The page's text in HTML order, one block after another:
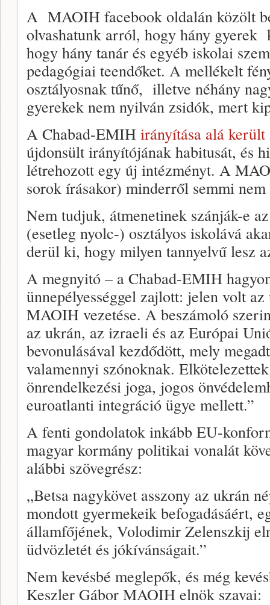
A MAOIH facebook oldalán közölt
olvashatunk arról, hogy hány gyerek
hogy hány tanár és egyéb iskolai
pedagógiai teendőket. A mellékelt
osztályosnak tűnő, illetve néhány
gyerekek nem nyilván zsidók, mert
A Chabad-EMIH irányítása alá került
újdonsült irányítójának habitusát, és
létrehozott egy új intézményt. A
sorok írásakor) minderről semmi
Nem tudjuk, átmenetinek szánják-e
(esetleg nyolc-) osztályos iskolává
derül ki, hogy milyen tannyelvű lesz
A megnyitó – a Chabad-EMIH
ünnepélyességgel zajlott: jelen volt
MAOIH vezetése. A beszámoló
az ukrán, az izraeli és az Európai
bevonulásával kezdődött, mely
valamennyi szónoknak.
önrendelkezési joga, jogos
euroatlanti integráció ügye mellett.”
A fenti gondolatok inkább EU-
magyar kormány politikai vonalát
alábbi szövegrész:
„Betsa nagykövet asszony az ukrán
mondott gyermekeik befogadásáért,
államfőjének, Volodimir Zelenszkij
üdvözletét és jókívánságait.”
Nem kevésbé meglepők, és még
Keszler Gábor MAOIH elnök szavai: